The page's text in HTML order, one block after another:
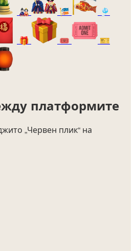
🎎 🎏 🎐
🎁 🎟️ 🎫
платформите
„Червен плик“ на